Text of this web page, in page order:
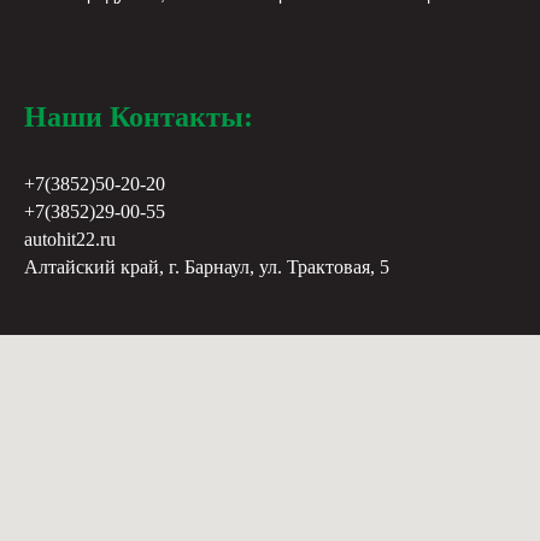
Наши Контакты:
+7(3852)50-20-20
+7(3852)29-00-55
autohit22.ru
Алтайский край, г. Барнаул, ул. Трактовая, 5